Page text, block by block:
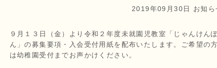
2019年09月30日 お知ら
９月１３日（金）より令和２年度未就園児教室「じゃんけん
ん」の募集要項・入会受付用紙を配布いたします。ご希望の
は幼稚園受付までお声かけください。